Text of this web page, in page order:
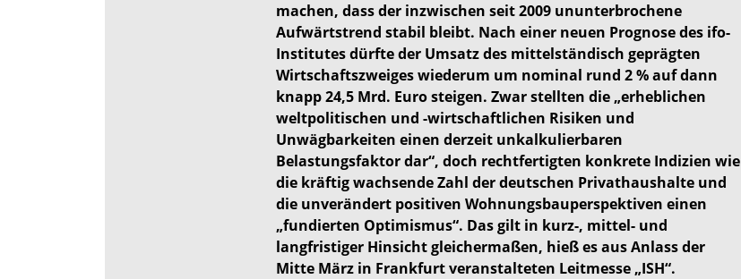
machen, dass der inzwischen seit 2009 ununterbrochene
Aufwärtstrend stabil bleibt. Nach einer neuen Prognose des ifo-
Institutes dürfte der Umsatz des mittelständisch geprägten
Wirtschaftszweiges wiederum um nominal rund 2 % auf dann
knapp 24,5 Mrd. Euro steigen. Zwar stellten die „erheblichen
weltpolitischen und -wirtschaftlichen Risiken und
Unwägbarkeiten einen derzeit unkalkulierbaren
Belastungsfaktor dar“, doch rechtfertigten konkrete Indizien wie
die kräftig wachsende Zahl der deutschen Privathaushalte und
die unverändert positiven Wohnungsbauperspektiven einen
„fundierten Optimismus“. Das gilt in kurz-, mittel- und
langfristiger Hinsicht gleichermaßen, hieß es aus Anlass der
Mitte März in Frankfurt veranstalteten Leitmesse „ISH“.